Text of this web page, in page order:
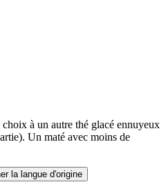
à un autre thé glacé ennuyeux
Un maté avec moins de
la langue d'origine